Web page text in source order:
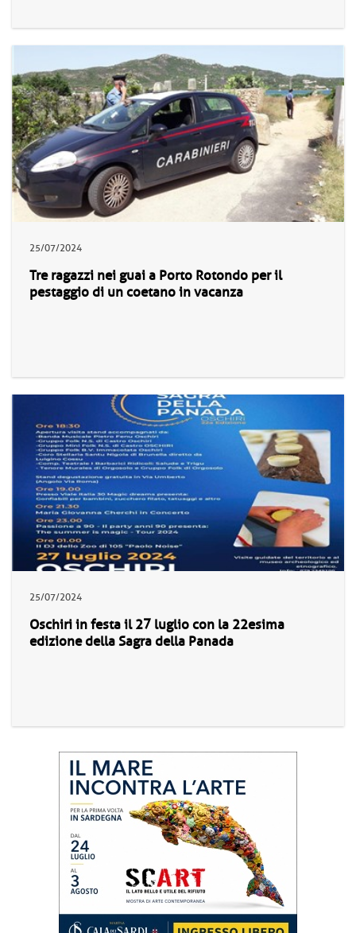
25/07/2024
Tre ragazzi nei guai a Porto Rotondo per il
pestaggio di un coetano in vacanza
25/07/2024
Oschiri in festa il 27 luglio con la 22esima
edizione della Sagra della Panada